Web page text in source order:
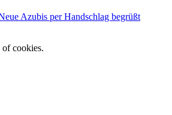
Azubis per Handschlag begrüßt
of cookies.